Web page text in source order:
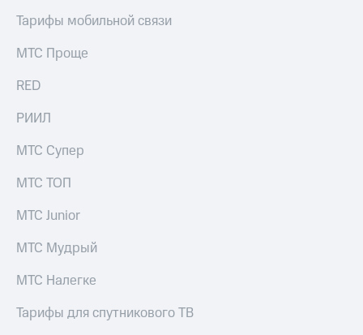
Тарифы мобильной связи
МТС Проще
RED
РИИЛ
МТС Супер
МТС ТОП
МТС Junior
МТС Мудрый
МТС Налегке
Тарифы для спутникового ТВ